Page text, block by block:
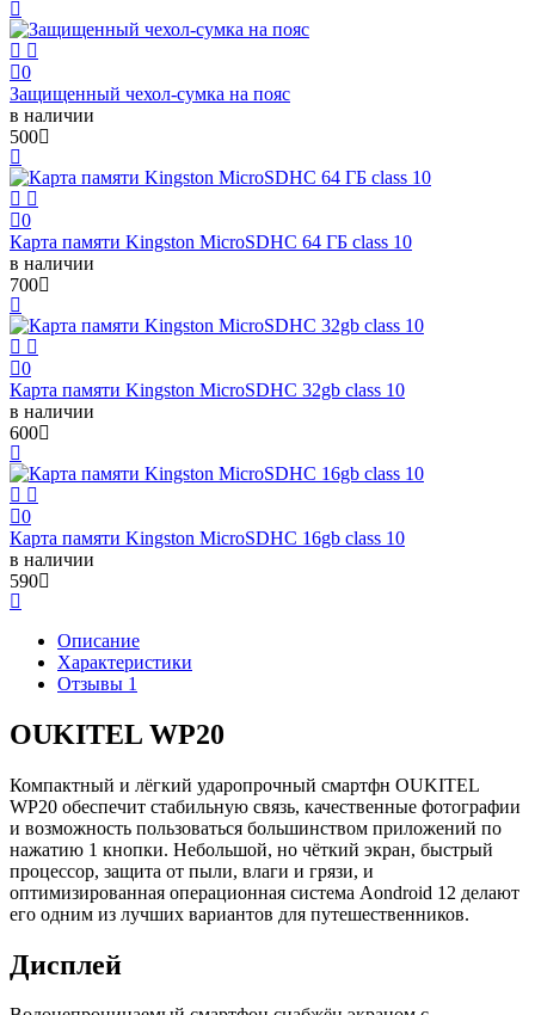
0
Защищенный чехол-сумка на пояс
в наличии
500
0
Карта памяти Kingston MicroSDHC 64 ГБ class 10
в наличии
700
0
Карта памяти Kingston MicroSDHC 32gb class 10
в наличии
600
0
Карта памяти Kingston MicroSDHC 16gb class 10
в наличии
590
Описание
Характеристики
Отзывы 1
OUKITEL WP20
Компактный и лёгкий ударопрочный смартфн OUKITEL
WP20 обеспечит стабильную связь, качественные фотографии
и возможность пользоваться большинством приложений по
нажатию 1 кнопки. Небольшой, но чёткий экран, быстрый
процессор, защита от пыли, влаги и грязи, и
оптимизированная операционная система Aоndroid 12 делают
его одним из лучших вариантов для путешественников.
Дисплей